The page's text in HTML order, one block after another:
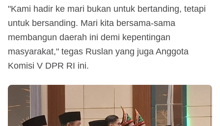
"Kami hadir ke mari bukan untuk bertanding, tetapi
untuk bersanding. Mari kita bersama-sama
membangun daerah ini demi kepentingan
masyarakat," tegas Ruslan yang juga Anggota
Komisi V DPR RI ini.